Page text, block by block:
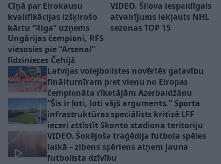
Cīņā par Eirokausu
kvalifikācijas izšķirošo
kārtu “Riga” uzņems
Ungārijas čempioni, RFS
viesosies pie “Arsenal”
līdzinieces Čehijā
VIDEO. Šilova iespaidīgais
atvairījums iekļauts NHL
sezonas TOP 15
Latvijas volejbolistes novērtēs gatavību
finālturnīram pret vienu no Eiropas
čempionāta rīkotājām Azerbaidžānu
“Šis ir ļoti, ļoti vājš arguments.” Sporta
infrastruktūras speciālists kritizē LFF
ieceri attīstīt Skonto stadiona teritoriju
VIDEO. Šokējoša traģēdija futbola spēles
laikā – zibens spēriens atņem jauna
futbolista dzīvību